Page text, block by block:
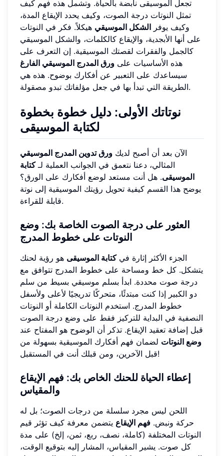
تجعل الموسيقى نابضة بالحياة. وتشمل هذه فهم كيف
تمثل النوتات درجة الصوت، وكيف يحدد الإيقاع المدة،
وكيف يوفر الشكل الموسيقي هيكلاً. فكر في النوتات
على أنها الأبجدية، والإيقاع كالكلمات، والشكل الموسيقي
كالجمل والفقرات لقصتك الموسيقية. إن التعرف على
هذه الأساسيات على ورق المدرج الموسيقي الفارغ
سيساعدك على التعبير عن أفكارك بوضوح. هذه هي
الطريقة التي تبدأ بها في جعل مؤلفاتك تبدو مصقولة.
نوتاتك الأولى: دليل خطوة بخطوة
لكتابة الموسيقى
الآن بعد أن أصبح لديك ورق تدوين المدرج الموسيقي
المثالي، دعنا نتعمق في الجوانب العملية لـكتابة
الموسيقى. هل أنت مستعد لوضع أفكارك على الورق؟
يوضح هذا القسم كيفية تحويل رؤيتك الموسيقية إلى نوتة
قابلة للقراءة.
العثور على درجة الصوت الخاصة بك: وضع
النوتات على خطوط المدرج
الجزء الأكثر إثارة فيكتابة الموسيقى هو رؤية لحنك
يتشكل. كل خط ومساحة على خطوط المدرج تتوافق مع
درجة صوت محددة. ابدأ بسلم موسيقي بسيط من سلم
دو الكبير إذا كنت مبتدئًا، متحركًا تدريجيًا لأعلى ولأسفل
خطوط المدرج. استخدم النوتات الكاملة أو النوتات
النصفية في البداية للتركيز فقط على وضع درجة الصوت
قبل إضافة تعقيد الإيقاع. تذكر أن الوضوح هو المفتاح عند
وضع النوتات لضمان فهم أفكارك الموسيقية بسهولة من
قبل الآخرين، ومن قبلك أنت في المستقبل!
إعطاء الحياة للحنك الخاص بك: فهم الإيقاع
والمقياس
اللحن ليس مجرد سلسلة من درجات الصوت؛ بل له
حركة ونبض. فهم الإيقاع يتضمن معرفة كيف تؤثر قيم
النوتات المختلفة (كاملة، نصف، ربع، ثمن، إلخ) على مدة
كل صوت. يشير المقياس، المشار إليه بتوقيع الوقت،